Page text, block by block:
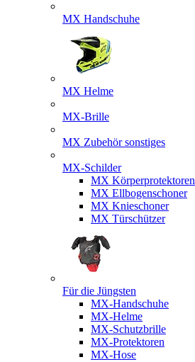
MX Handschuhe
MX Helme
MX-Brille
MX Zubehör sonstiges
MX-Schilder
MX Körperprotektoren
MX Ellbogenschoner
MX Knieschoner
MX Türschützer
Für die Jüngsten
MX-Handschuhe
MX-Helme
MX-Schutzbrille
MX-Protektoren
MX-Hose